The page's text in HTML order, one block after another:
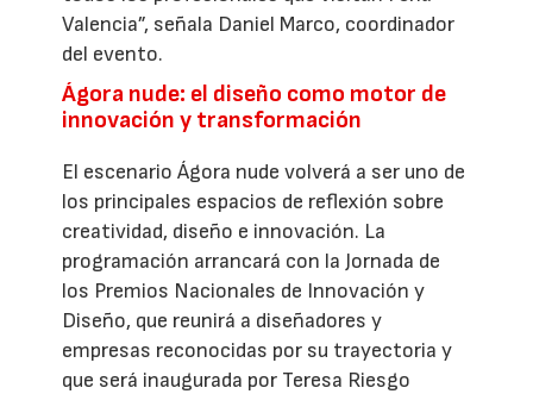
Valencia”, señala Daniel Marco, coordinador
del evento.
Ágora nude: el diseño como motor de
innovación y transformación
El escenario Ágora nude volverá a ser uno de
los principales espacios de reflexión sobre
creatividad, diseño e innovación. La
programación arrancará con la Jornada de
los Premios Nacionales de Innovación y
Diseño, que reunirá a diseñadores y
empresas reconocidas por su trayectoria y
que será inaugurada por Teresa Riesgo